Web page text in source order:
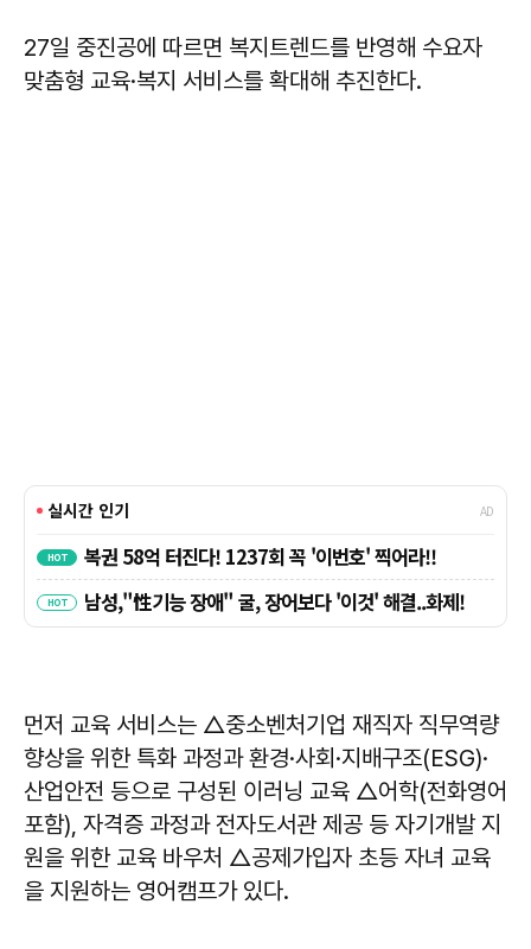
27일 중진공에 따르면 복지트렌드를 반영해 수요자
맞춤형 교육·복지 서비스를 확대해 추진한다.
먼저 교육 서비스는 △중소벤처기업 재직자 직무역량
향상을 위한 특화 과정과 환경·사회·지배구조(ESG)·
산업안전 등으로 구성된 이러닝 교육 △어학(전화영어
포함), 자격증 과정과 전자도서관 제공 등 자기개발 지
원을 위한 교육 바우처 △공제가입자 초등 자녀 교육
을 지원하는 영어캠프가 있다.